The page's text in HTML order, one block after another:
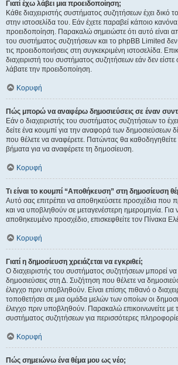
Γιατί έχω λάβει μια προειδοποίηση;
Κάθε διαχειριστής συστήματος συζητήσεων έχει δικό
στην ιστοσελίδα του. Εάν έχετε παραβεί κάποιο
προειδοποίηση. Παρακαλώ σημειώστε ότι αυτό είναι
του συστήματος συζητήσεων και το phpBB Limited δεν
τις προειδοποιήσεις στη συγκεκριμένη ιστοσελίδα.
διαχειριστή του συστήματος συζητήσεων εάν δεν είστε
λάβατε την προειδοποίηση.
Κορυφή
Πώς μπορώ να αναφέρω δημοσιεύσεις σε έναν
Εάν ο διαχειριστής του συστήματος συζητήσεων το
δείτε ένα κουμπί για την αναφορά των δημοσιεύσεων
που θέλετε να αναφέρετε. Πατώντας θα καθοδηγηθείτε
βήματα για να αναφέρετε τη δημοσίευση.
Κορυφή
Τι είναι το κουμπί “Αποθήκευση” στη δημοσίευση
Αυτό σας επιτρέπει να αποθηκεύσετε προσχέδια που
και να υποβληθούν σε μεταγενέστερη ημερομηνία.
αποθηκευμένο προσχέδιο, επισκεφθείτε τον Πίνακα
Κορυφή
Γιατί η δημοσίευση χρειάζεται να εγκριθεί;
Ο διαχειριστής του συστήματος συζητήσεων μπορεί να
δημοσιεύσεις στη Δ. Συζήτηση που θέλετε να
έλεγχο πριν υποβληθούν. Είναι επίσης πιθανό ο
τοποθετήσει σε μια ομάδα μελών των οποίων οι
έλεγχο πριν υποβληθούν. Παρακαλώ επικοινωνείτε με
συστήματος συζητήσεων για περισσότερες
Κορυφή
Πώς σημειώνω ένα θέμα μου ως νέο;